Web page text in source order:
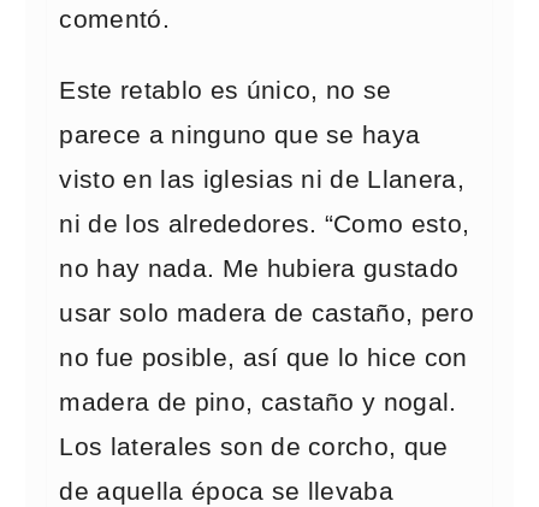
comentó.
Este retablo es único, no se
parece a ninguno que se haya
visto en las iglesias ni de Llanera,
ni de los alrededores. “Como esto,
no hay nada. Me hubiera gustado
usar solo madera de castaño, pero
no fue posible, así que lo hice con
madera de pino, castaño y nogal.
Los laterales son de corcho, que
de aquella época se llevaba